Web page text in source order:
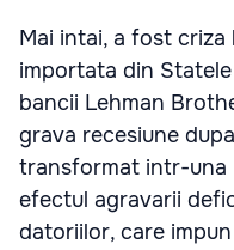
Mai intai, a fost
importata din
bancii Lehman
grava recesiune
transformat intr-una
efectul agravarii
datoriilor, care